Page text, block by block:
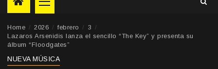
Primary
Menu
Home 2026 febrero
3
Lazaros Arsenidis lanza el sencillo “The Key” y presenta su
álbum “Floodgates”
NUEVA MÚSICA